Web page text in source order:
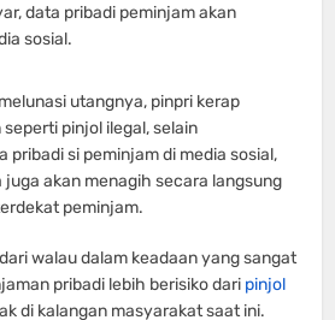
data pribadi peminjam akan
sosial.
utangnya, pinpri kerap
pinjol ilegal, selain
pribadi si peminjam di media sosial,
juga akan menagih secara langsung
peminjam.
walau dalam keadaan yang sangat
pribadi lebih berisiko dari pinjol
di kalangan masyarakat saat ini.